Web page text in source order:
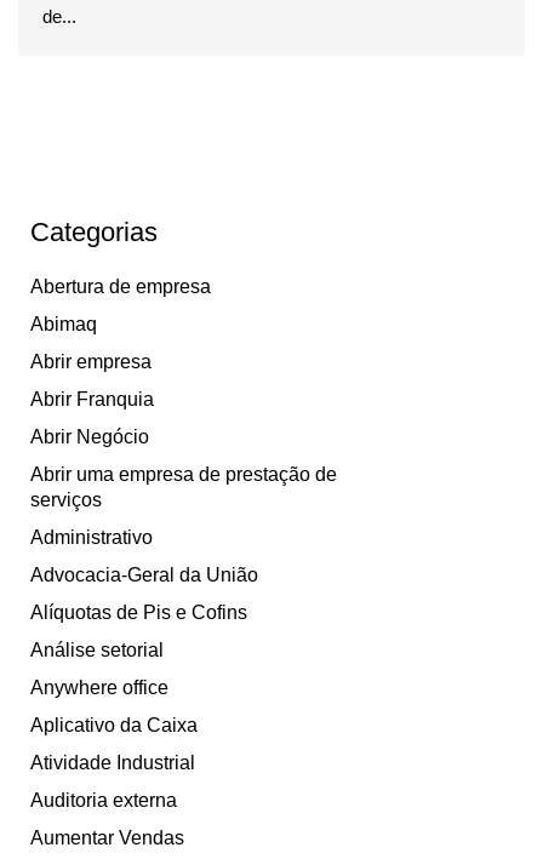
de...
Categorias
Abertura de empresa
Abimaq
Abrir empresa
Abrir Franquia
Abrir Negócio
Abrir uma empresa de prestação de
serviços
Administrativo
Advocacia-Geral da União
Alíquotas de Pis e Cofins
Análise setorial
Anywhere office
Aplicativo da Caixa
Atividade Industrial
Auditoria externa
Aumentar Vendas